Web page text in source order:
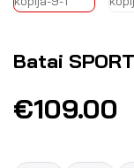
Batai
€109.00